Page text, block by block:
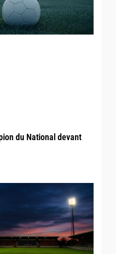
du National devant